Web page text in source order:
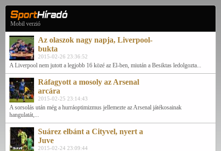
Mobil verzió
Az olaszok nagy napja, Liverpool-
bukta
2015-02-26 23:36:52
A Liverpool nem jutott a legjobb 16 közé az El-ben, miután a Besiktas ledolgozta...
Ráfagyott a mosoly az Arsenal
arcára
2015-02-25 23:14:43
A sorsolás után még a hurráoptimizmus jellemezte az Arsenal játékosainak
hangulatát,...
Suárez elbánt a Cityvel, nyert a
Juve
2015-02-24 23:09:44